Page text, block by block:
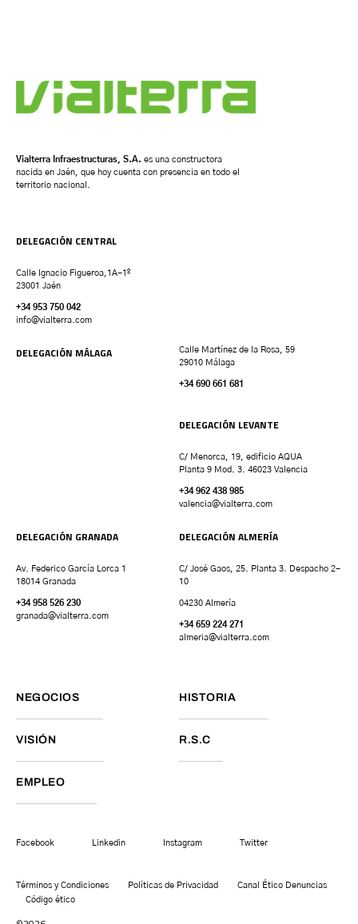
Vialterra Infraestructuras, S.A. es una constructora
nacida en Jaén, que hoy cuenta con presencia en todo el
territorio nacional.
DELEGACIÓN CENTRAL
Calle Ignacio Figueroa,1A-1º
23001 Jaén
+34 953 750 042
info@vialterra.com
DELEGACIÓN MÁLAGA
Calle Martínez de la Rosa, 59
29010 Málaga
+34 690 661 681
DELEGACIÓN LEVANTE
C/ Menorca, 19, edificio AQUA
Planta 9 Mod. 3. 46023 Valencia
+34 962 438 985
valencia@vialterra.com
DELEGACIÓN GRANADA
Av. Federico García Lorca 1
18014 Granada
+34 958 526 230
granada@vialterra.com
DELEGACIÓN ALMERÍA
C/ José Gaos, 25. Planta 3. Despacho 2-
10
04230 Almería
+34 659 224 271
almeria@vialterra.com
NEGOCIOS HISTORIA
VISIÓN R.S.C
EMPLEO
Facebook Linkedin Instagram Twitter
Términos y Condiciones Políticas de Privacidad
Canal Ético Denuncias
Código ético